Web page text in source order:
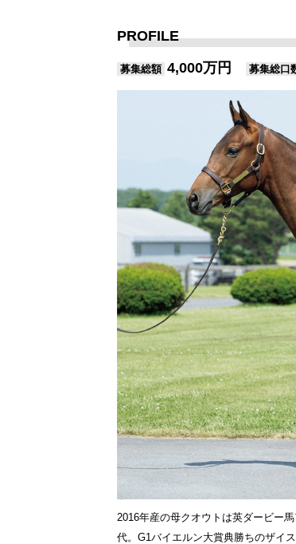
PROFILE
募集総額 4,000万円 募集総口
2016年産の母クオウトは英ダービー
代。G1バイエルン大賞典勝ちのザイ